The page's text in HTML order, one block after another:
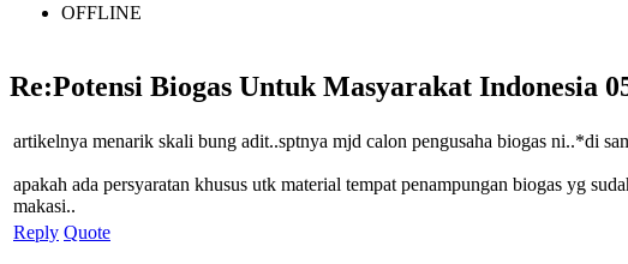
OFFLINE
Re:Potensi Biogas Untuk Masyarakat Indonesia
artikelnya menarik skali bung adit..sptnya mjd calon pengusaha biogas ni..*di
apakah ada persyaratan khusus utk material tempat penampungan biogas yg
makasi..
Reply Quote